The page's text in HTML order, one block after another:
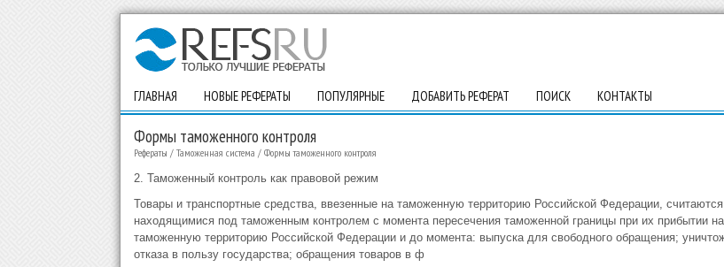
ГЛАВНАЯ НОВЫЕ РЕФЕРАТЫ ПОПУЛЯРНЫЕ ДОБАВИТЬ РЕФЕРАТ ПОИСК КОНТАКТЫ
Формы таможенного контроля
Рефераты / Таможенная система / Формы таможенного контроля
2. Таможенный контроль как правовой режим
Товары и транспортные средства, ввезенные на таможенную территорию Российской Федерации, считаются
находящимися под таможенным контролем с момента пересечения таможенной границы при их прибытии на
таможенную территорию Российской Федерации и до момента: выпуска для свободного обращения;
отказа в пользу государства; обращения товаров в ф